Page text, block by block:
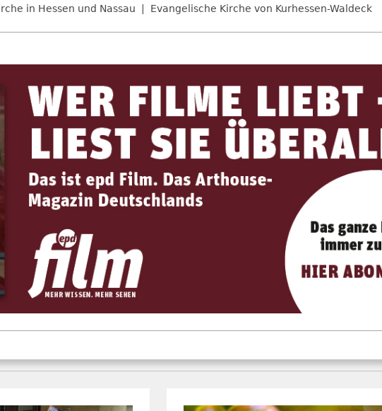
in Hessen und Nassau
Evangelische Kirche von Kurhessen-Waldeck